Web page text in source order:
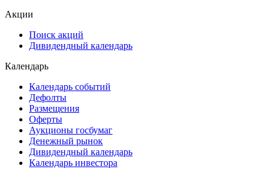
Акции
Поиск акций
Дивидендный календарь
Календарь
Календарь событий
Дефолты
Размещения
Оферты
Аукционы госбумаг
Денежный рынок
Дивидендный календарь
Календарь инвестора